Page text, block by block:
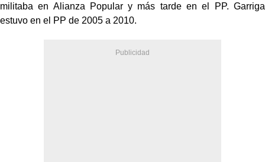
militaba en Alianza Popular y más tarde en el PP. Garriga
estuvo en el PP de 2005 a 2010.